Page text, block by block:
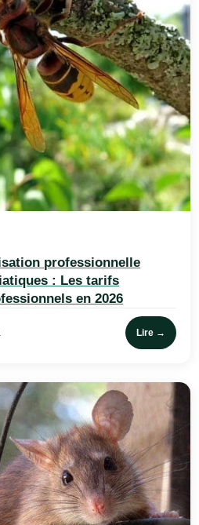
professionnelle
: Les tarifs
en 2026
Lire →